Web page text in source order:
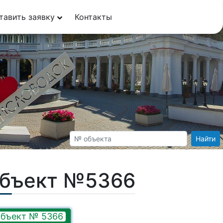
заявку Контакты
Найти
№5366
№ 5366